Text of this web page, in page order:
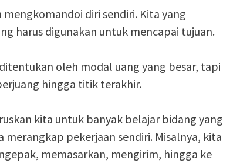
diri sendiri. Kita yang
harus digunakan untuk mencapai tujuan.
oleh modal uang yang besar, tapi
hingga titik terakhir.
kita untuk banyak belajar bidang yang
pekerjaan sendiri. Misalnya, kita
memasarkan, mengirim, hingga ke